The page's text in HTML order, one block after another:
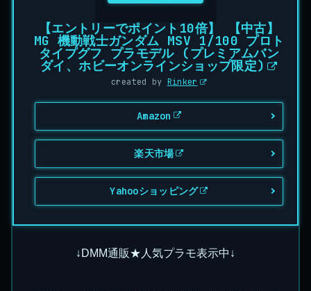
【エントリーでポイント10倍】 【中古】
MG 機動戦士ガンダム MSV 1/100 プロト
タイプグフ プラモデル (プレミアムバン
ダイ、ホビーオンラインショップ限定)
created by Rinker
Amazon
楽天市場
Yahooショッピング
↓DMM通販★人気プラモ表示中↓